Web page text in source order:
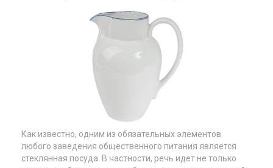
Как известно, одним из обязательных элементов
любого заведения общественного питания является
стеклянная посуда. В частности, речь идет не только